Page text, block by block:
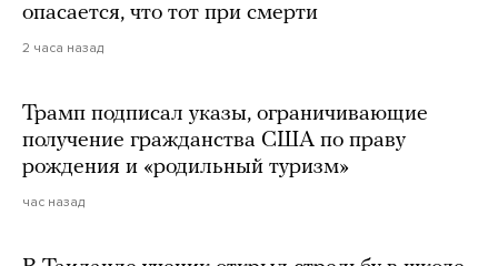
опасается, что тот при смерти
2 часа назад
Трамп подписал указы, ограничивающие
получение гражданства США по праву
рождения и «родильный туризм»
час назад